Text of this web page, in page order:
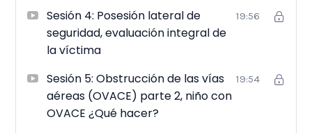
Sesión 4: Posesión lateral de
seguridad, evaluación integral de
la víctima
19:56
Sesión 5: Obstrucción de las vías
aéreas (OVACE) parte 2, niño con
OVACE ¿Qué hacer?
19:54